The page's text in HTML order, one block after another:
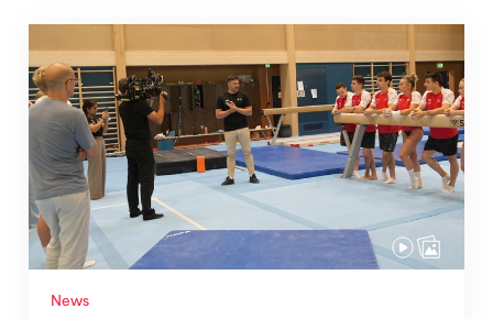
News
Mit klaren Zielen nach Zagreb